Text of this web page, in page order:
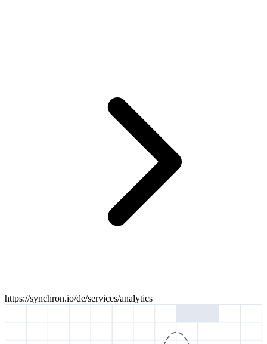
https://synchron.io/de/services/analytics